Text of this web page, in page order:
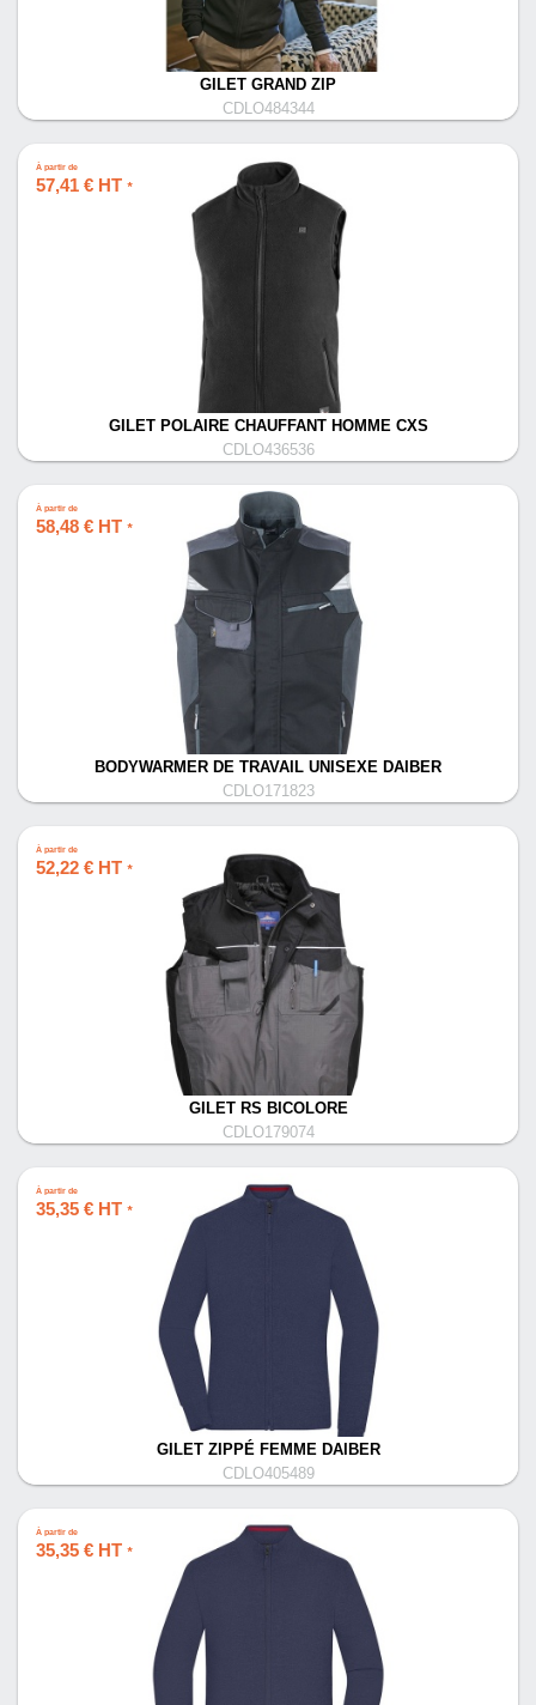
GILET GRAND ZIP
CDLO484344
À partir de
57,41 € HT *
GILET POLAIRE CHAUFFANT HOMME CXS
CDLO436536
À partir de
58,48 € HT *
BODYWARMER DE TRAVAIL UNISEXE DAIBER
CDLO171823
À partir de
52,22 € HT *
GILET RS BICOLORE
CDLO179074
À partir de
35,35 € HT *
GILET ZIPPÉ FEMME DAIBER
CDLO405489
À partir de
35,35 € HT *